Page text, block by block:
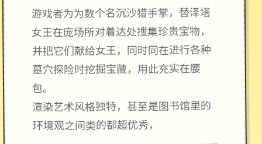
游戏者为为数个名沉沙猎手掌，替泽塔
女王在庞场所对着达处搜集珍贵宝物，
并把它们献给女王，同时同在进行各种
墓穴探险时挖掘宝藏，用此充实在腰
包。
渲染艺术风格独特，甚至是图书馆里的
环境观之间类的都超优秀，